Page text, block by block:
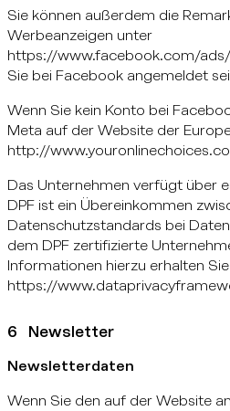
Sie können außerdem die
Werbeanzeigen unter
https://www.facebook.com/ads/
Sie bei Facebook angemeldet
Wenn Sie kein Konto bei
Meta auf der Website der
http://
Das Unternehmen verfügt über
DPF ist ein Übereinkommen
Datenschutzstandards bei
dem DPF zertifizierte
Informationen hierzu erhalten
https://
6 Newsletter
Newsletterdaten
Wenn Sie den auf der Website